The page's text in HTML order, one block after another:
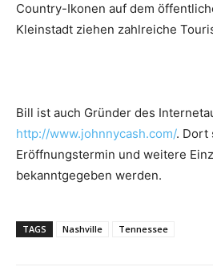
Country-Ikonen auf dem
Kleinstadt ziehen zahlreiche
Bill ist auch Gründer des
http://www.johnnycash.com/. Dort
Eröffnungstermin und weitere
bekanntgegeben werden.
TAGS Nashville Tennessee